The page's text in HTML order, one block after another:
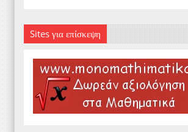
Sites για επίσκεψη